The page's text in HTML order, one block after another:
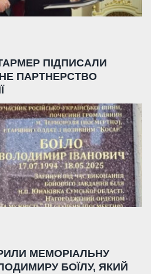
ПІДПИСАЛИ
ПАРТНЕРСТВО
МЕМОРІАЛЬНУ
БОЇЛУ, ЯКИЙ